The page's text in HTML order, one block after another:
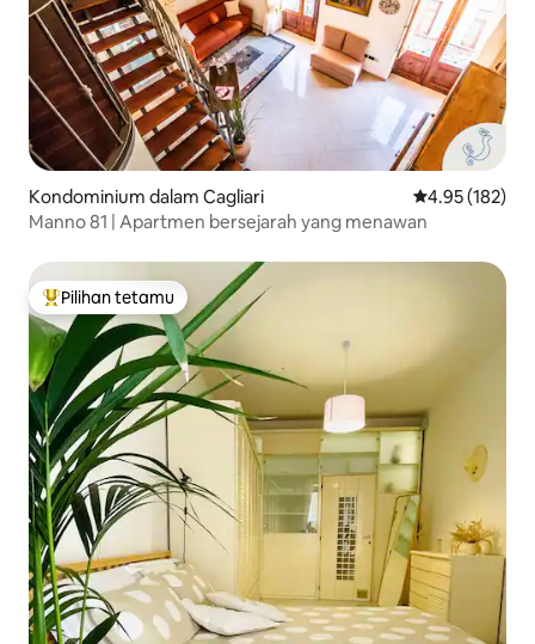
Kondominium dalam Cagliari Penarafan
4.95 (182)
Manno 81 | Apartmen bersejarah yang menawan
Pilihan utama tetamu
Pilihan tetamu